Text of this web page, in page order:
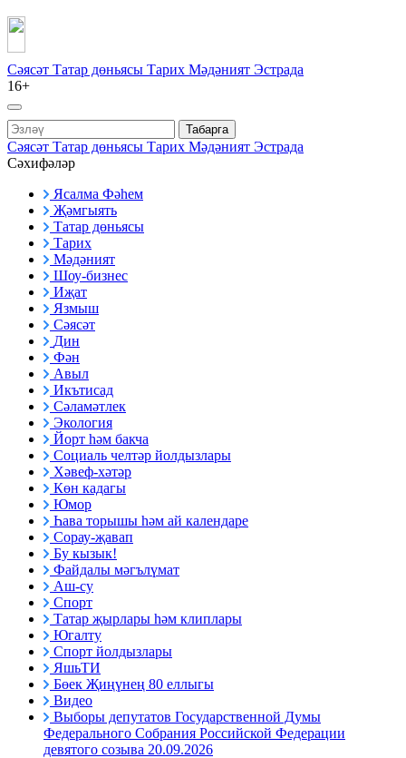
Сәясәт Татар дөньясы Тарих Мәдәният Эстрада
16+
Табарга
Сәясәт Татар дөньясы Тарих Мәдәният Эстрада
Сәхифәләр
Ясалма Фәһем
Җәмгыять
Татар дөньясы
Тарих
Мәдәният
Шоу-бизнес
Иҗат
Язмыш
Сәясәт
Дин
Фән
Авыл
Икътисад
Сәламәтлек
Экология
Йорт һәм бакча
Социаль челтәр йолдызлары
Хәвеф-хәтәр
Көн кадагы
Юмор
Һава торышы һәм ай календаре
Сорау-җавап
Бу кызык!
Файдалы мәгълүмат
Аш-су
Спорт
Татар җырлары һәм клиплары
Югалту
Спорт йолдызлары
ЯшьТИ
Бөек Җиңүнең 80 еллыгы
Видео
Выборы депутатов Государственной Думы
Федерального Собрания Российской Федерации
девятого созыва 20.09.2026